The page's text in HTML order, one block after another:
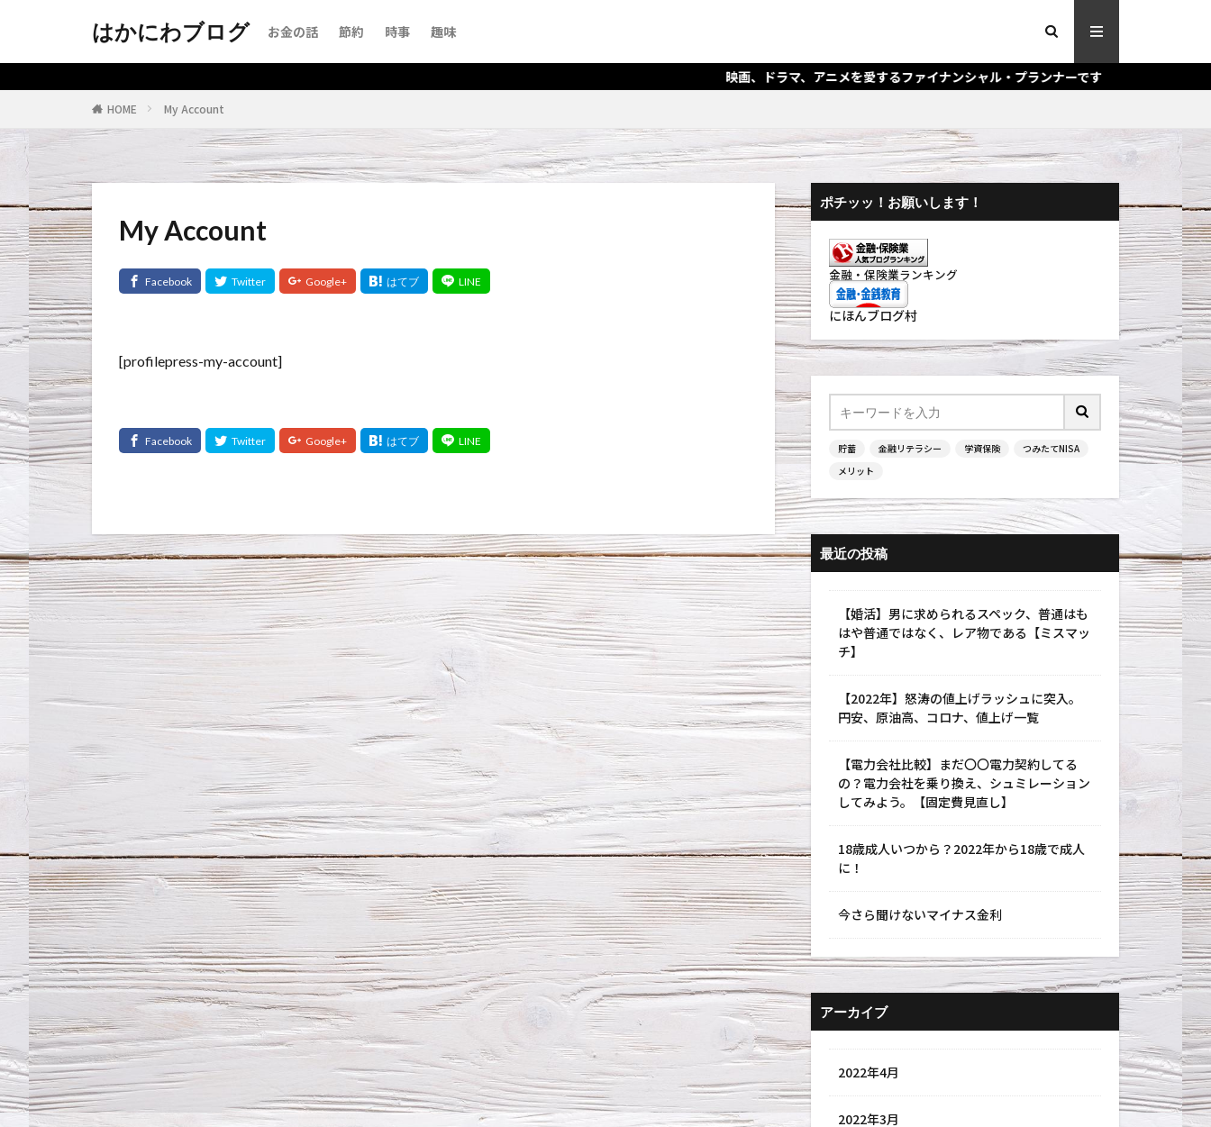
はかにわブログ お金の話 節約 時事 趣味
映画、ドラマ、アニメを愛するファイナンシャル・プランナーです
HOME My Account
My Account
[profilepress-my-account]
ポチッッ！お願いします！
金融・保険業ランキング
にほんブログ村
貯蓄 金融リテラシー 学資保険
つみたてNISA
メリット
最近の投稿
【婚活】男に求められるスペック、普通はも
はや普通ではなく、レア物である【ミスマッ
チ】
【2022年】怒涛の値上げラッシュに突入。
円安、原油高、コロナ、値上げ一覧
【電力会社比較】まだ〇〇電力契約してる
の？電力会社を乗り換え、シュミレーション
してみよう。【固定費見直し】
18歳成人いつから？2022年から18歳で成人
に！
今さら聞けないマイナス金利
アーカイブ
2022年4月
2022年3月